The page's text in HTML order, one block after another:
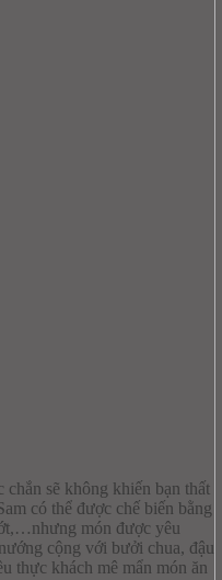
sẽ không khiến bạn thất
có thể được chế biến bằng
món được yêu
cộng với bưởi chua, đậu
thực khách mê mẩn món ăn